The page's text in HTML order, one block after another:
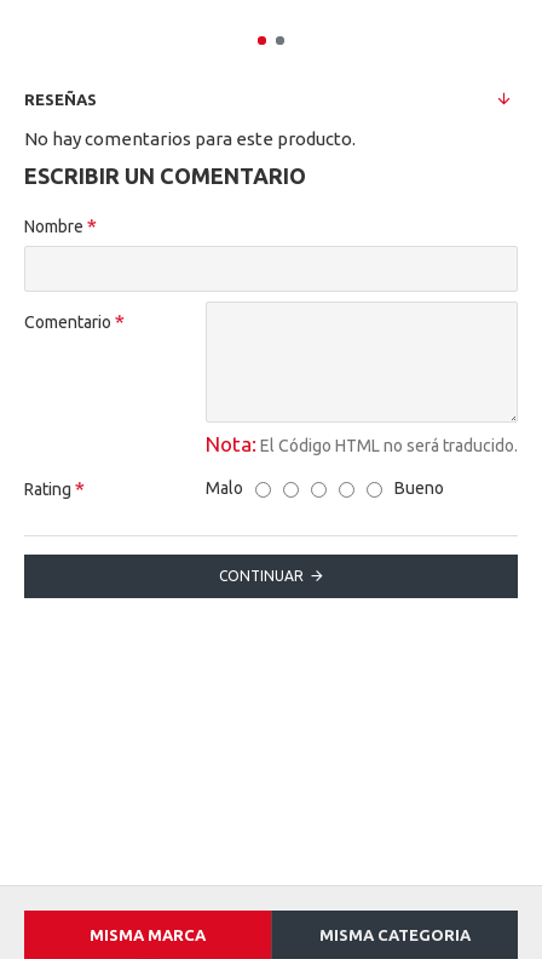
RESEÑAS
No hay comentarios para este producto.
ESCRIBIR UN COMENTARIO
Nombre
Comentario
Nota: El Código HTML no será traducido.
Rating Malo Bueno
CONTINUAR
MISMA MARCA MISMA CATEGORIA